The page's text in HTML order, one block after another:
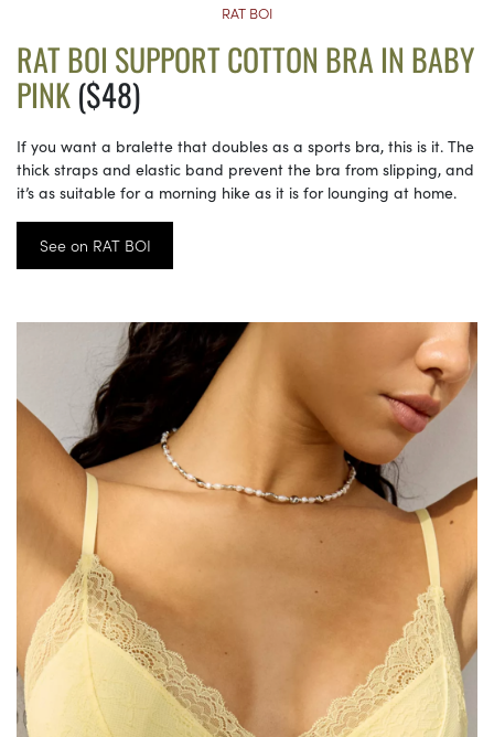
RAT BOI
RAT BOI SUPPORT COTTON BRA IN BABY
PINK($48)
If you want a bralette that doubles as a sports bra, this is it. The
thick straps and elastic band prevent the bra from slipping, and
it’s as suitable for a morning hike as it is for lounging at home.
See on RAT BOI